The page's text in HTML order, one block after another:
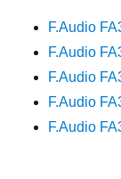
F.Audio
F.Audio
F.Audio
F.Audio
F.Audio